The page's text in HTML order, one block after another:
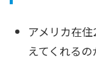
アメリカ在
えてくれる